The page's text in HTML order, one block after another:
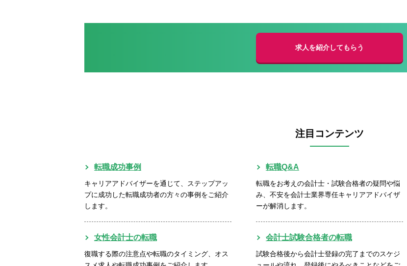
求人を紹介してもらう
注目コンテンツ
転職成功事例
キャリアアドバイザーを通じて、ステップアッ
プに成功した転職成功者の方々の事例をご紹介
します。
転職Q&A
転職をお考えの会計士・試験合格者の疑問や悩
み、不安を会計士業界専任キャリアアドバイザ
ーが解消します。
女性会計士の転職
復職する際の注意点や転職のタイミング、オス
会計士試験合格者の転職
試験合格後から会計士登録の完了までのスケジ